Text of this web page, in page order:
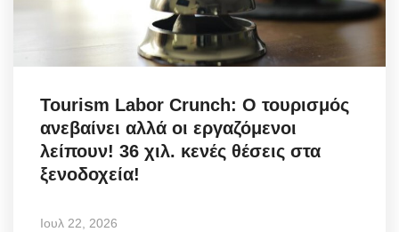
Tourism Labor Crunch: Ο τουρισμός
ανεβαίνει αλλά οι εργαζόμενοι
λείπουν! 36 χιλ. κενές θέσεις στα
ξενοδοχεία!
Ιουλ 22, 2026